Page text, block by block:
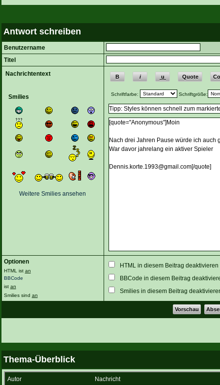
Vereinsdiskussion
Antwort schreiben
Benutzername
Titel
Nachrichtentext
Smilies
Weitere Smilies ansehen
Schriftfarbe: Schriftgröße:
Optionen
HTML ist an
BBCode
ist an
Smilies sind an
HTML in diesem Beitrag deaktivieren
BBCode in diesem Beitrag
Smilies in diesem Beitrag
Thema-Überblick